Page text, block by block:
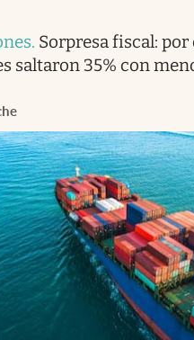
. Sorpresa fiscal: por
saltaron 35% con